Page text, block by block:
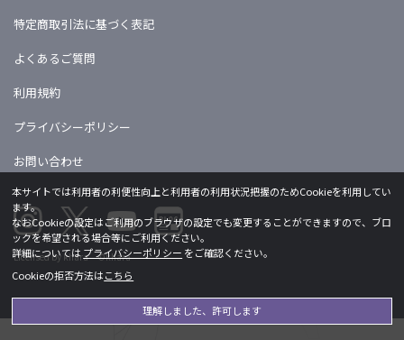
特定商取引法に基づく表記
よくあるご質問
利用規約
プライバシーポリシー
お問い合わせ
Licensed by khara ©khara
本サイトでは利用者の利便性向上と利用者の利用状況把握のためCookieを利用してい
ます。
なおCookieの設定はご利用のブラウザの設定でも変更することができますので、ブロ
ックを希望される場合等にご利用ください。
詳細についてはプライバシーポリシー をご確認ください。
Cookieの拒否方法はこちら
理解しました、許可します